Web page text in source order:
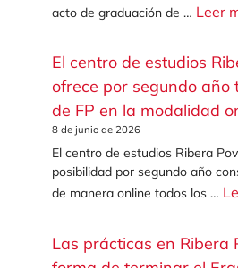
acto de graduación de … Leer
El centro de estudios
ofrece por segundo año
de FP en la modalidad
8 de junio de 2026
El centro de estudios Ribera
posibilidad por segundo año
de manera online todos los …
Las prácticas en Ribera